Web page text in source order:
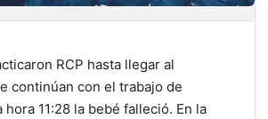
RCP hasta llegar al
continúan con el trabajo de
hora 11:28 la bebé falleció. En la